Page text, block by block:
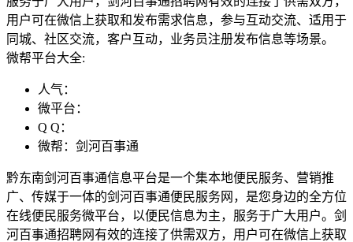
用户可在微信上获取和发布需求信息，参与互动交流、适用于
同城、社区交流，客户互动，业务员注册发布信息等场景。
微帮平台大全:
人气：
微平台：
Q Q：
微帮：剑河百事通
黔东南剑河百事通信息平台是一个集本地便民服务、营销推
广、传媒于一体的剑河百事通便民服务网，是您身边的全方位
在线便民服务微平台，以便民信息为主，服务于广大用户。剑
河百事通招聘网有效的连接了供需双方，用户可在微信上获取